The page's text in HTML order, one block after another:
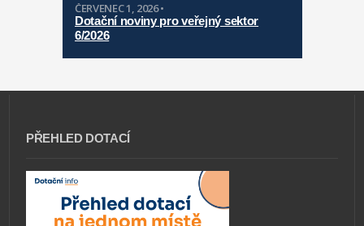
ČERVENEC 1, 2026 •
Dotační noviny pro veřejný sektor
6/2026
PŘEHLED DOTACÍ